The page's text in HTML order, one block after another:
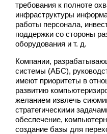
требования к полноте
инфраструктуры
работы персонала,
поддержки со стороны
оборудования и т. д.
Компании,
системы (АБС),
имеют приоритеты в
развитию
желанием извлечь
стратегическими
обеспечение,
создание базы для